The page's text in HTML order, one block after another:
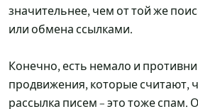
значительнее, чем от той же
или обмена ссылками.
Конечно, есть немало и
продвижения, которые считают,
рассылка писем – это тоже спам.